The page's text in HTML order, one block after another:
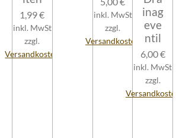
1,99 €
inkl. MwSt
zzgl.
Versandkosten
inkl. MwSt
zzgl.
Versandkosten
inag
eve
ntil
6,00 €
inkl. MwSt
zzgl.
Versandkosten